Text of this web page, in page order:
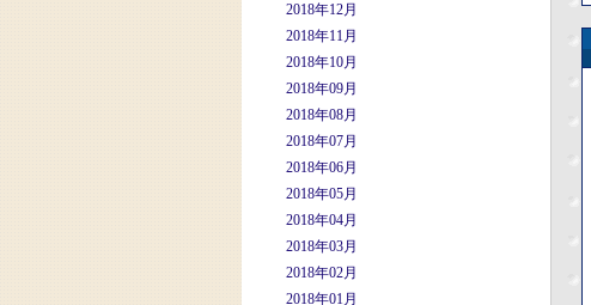
2018年12月
2018年11月
2018年10月
2018年09月
2018年08月
2018年07月
2018年06月
2018年05月
2018年04月
2018年03月
2018年02月
2018年01月